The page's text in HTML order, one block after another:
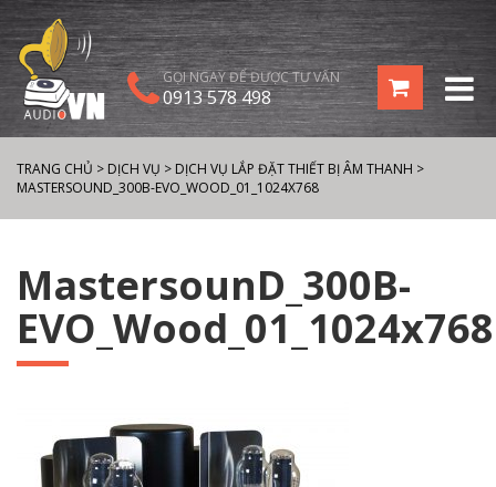
GỌI NGAY ĐỂ ĐƯỢC TƯ VẤN
0913 578 498
TRANG CHỦ > DỊCH VỤ > DỊCH VỤ LẮP ĐẶT THIẾT BỊ ÂM THANH >
MASTERSOUND_300B-EVO_WOOD_01_1024X768
MastersounD_300B-
EVO_Wood_01_1024x768